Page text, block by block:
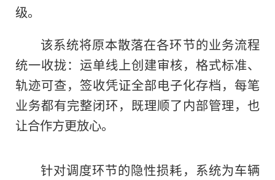
级。
该系统将原本散落在各环节的业务流程
统一收拢：运单线上创建审核，格式标准、
轨迹可查，签收凭证全部电子化存档，每笔
业务都有完整闭环，既理顺了内部管理，也
让合作方更放心。
针对调度环节的隐性损耗，系统为车辆